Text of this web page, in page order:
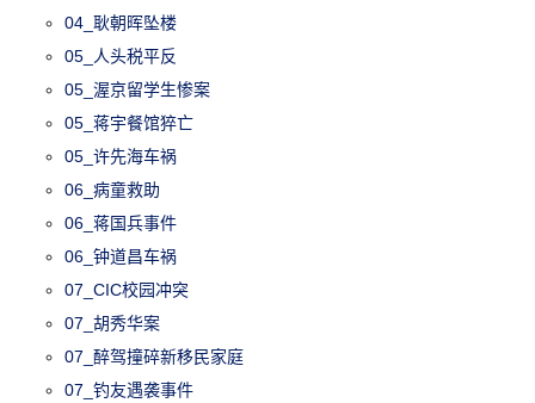
04_耿朝晖坠楼
05_人头税平反
05_渥京留学生惨案
05_蒋宇餐馆猝亡
05_许先海车祸
06_病童救助
06_蒋国兵事件
06_钟道昌车祸
07_CIC校园冲突
07_胡秀华案
07_醉驾撞碎新移民家庭
07_钓友遇袭事件